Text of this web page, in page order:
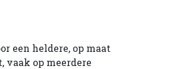
een heldere, op maat
vaak op meerdere